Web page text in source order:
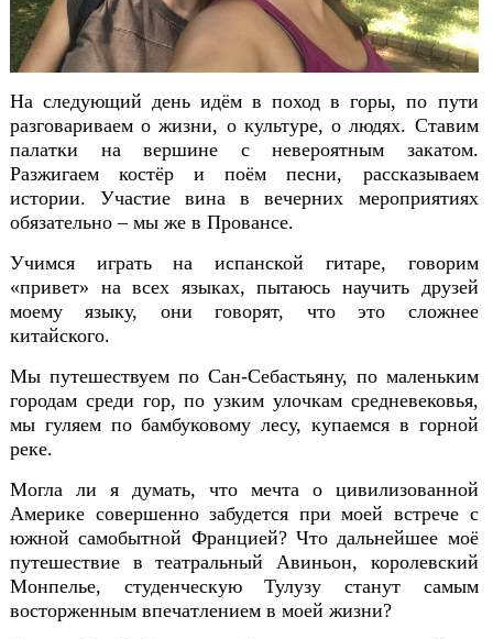
На следующий день идём в поход в горы, по пути
разговариваем о жизни, о культуре, о людях. Ставим
палатки на вершине с невероятным закатом.
Разжигаем костёр и поём песни, рассказываем
истории. Участие вина в вечерних мероприятиях
обязательно – мы же в Провансе.
Учимся играть на испанской гитаре, говорим
«привет» на всех языках, пытаюсь научить друзей
моему языку, они говорят, что это сложнее
китайского.
Мы путешествуем по Сан-Себастьяну, по маленьким
городам среди гор, по узким улочкам средневековья,
мы гуляем по бамбуковому лесу, купаемся в горной
реке.
Могла ли я думать, что мечта о цивилизованной
Америке совершенно забудется при моей встрече с
южной самобытной Францией? Что дальнейшее моё
путешествие в театральный Авиньон, королевский
Монпелье, студенческую Тулузу станут самым
восторженным впечатлением в моей жизни?